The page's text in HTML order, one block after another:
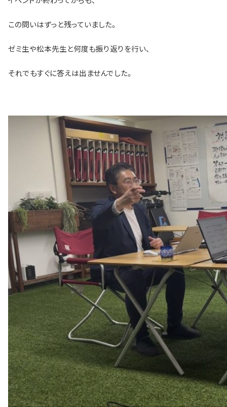
この問いはずっと残っていました。
ゼミ生や松本先生と何度も振り返りを行い、
それでもすぐに答えは出ませんでした。